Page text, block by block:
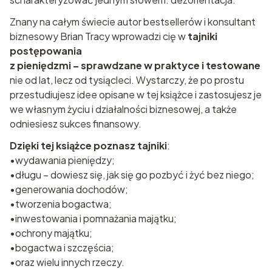
Znany na całym świecie autor bestsellerów i konsultant
biznesowy Brian Tracy wprowadzi cię wtajniki
postępowania
z pieniędzmi – sprawdzane w praktyce i testowane
nie od lat, lecz od tysiącleci. Wystarczy, że po prostu
przestudiujesz idee opisane w tej książce i zastosujesz je
we własnym życiu i działalności biznesowej, a także
odniesiesz sukces finansowy.
Dzięki tej książce poznasz tajniki:
•wydawania pieniędzy;
•długu – dowiesz się, jak się go pozbyć i żyć bez niego;
•generowania dochodów;
•tworzenia bogactwa;
•inwestowania i pomnażania majątku;
•ochrony majątku;
•bogactwa i szczęścia;
•oraz wielu innych rzeczy.